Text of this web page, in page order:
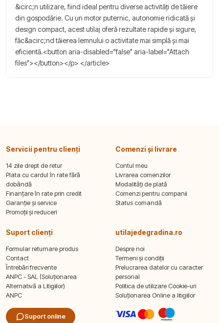
&icirc;n utilizare, fiind ideal pentru diverse activități de tăiere
din gospodărie. Cu un motor puternic, autonomie ridicată și
design compact, acest utilaj oferă rezultate rapide și sigure,
făc&acirc;nd tăierea lemnului o activitate mai simplă și mai
eficientă.<button aria-disabled="false" aria-label="Attach
files"></button></p> </article>
Servicii pentru clienți
14 zile drept de retur
Plata cu cardul în rate fără
dobândă
Finanțare în rate prin credit
Garanție și service
Promoții și reduceri
Comenzi și livrare
Contul meu
Livrarea comenzilor
Modalități de plată
Comenzi pentru companii
Status comandă
Suport clienți
Formular returnare produs
Contact
Întrebări frecvente
ANPC - SAL (Soluționarea
Alternativă a Litigiilor)
ANPC
Suport online
utilajedegradina.ro
Despre noi
Termeni și condiții
Prelucrarea datelor cu caracter
personal
Politica de utilizare Cookie-uri
Soluționarea Online a litigiilor